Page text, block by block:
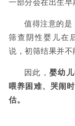
值得注意的
筛查阴性婴儿在
说，初筛结果并不
因此， 婴幼
喂养困难、哭闹
估。